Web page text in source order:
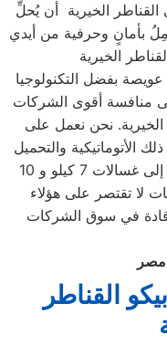
القناطر الخيرية أن يُحلِّ
بأمانٍ وحرفية من أيدي
الخيرية
بفضل التكنولوجيا
منافسة أقوى الشركات
الخيرية. نحن نعمل على
الأتوماتيكية والتحميل
الأمامي والتحميل العلوي، بالإضافة إلى غسالات 7 كيلو و 10
لا تقتصر على هؤلاء
في سوق الشركات
مصر
القناطر